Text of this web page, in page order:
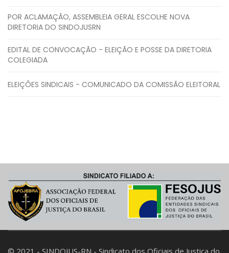
POR ACLAMAÇÃO, ASSEMBLEIA GERAL ESCOLHE NOVA
DIRETORIA DO SINDOJUSRN
EDITAL DE CONVOCAÇÃO - ELEIÇÃO E POSSE DA DIRETORIA
COLEGIADA
ELEIÇÕES SINDICAIS - COMUNICADO DA COMISSÃO ELEITORAL